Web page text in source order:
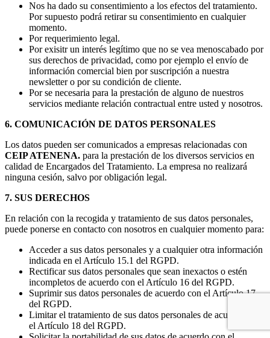
Nos ha dado su consentimiento a los efectos del tratamiento.
Por supuesto podrá retirar su consentimiento en cualquier
momento.
Por requerimiento legal.
Por exisitr un interés legítimo que no se vea menoscabado por
sus derechos de privacidad, como por ejemplo el envío de
información comercial bien por suscripción a nuestra
newsletter o por su condición de cliente.
Por se necesaria para la prestación de alguno de nuestros
servicios mediante relación contractual entre usted y nosotros.
6. COMUNICACIÓN DE DATOS PERSONALES
Los datos pueden ser comunicados a empresas relacionadas con
CEIP ATENENA. para la prestación de los diversos servicios en
calidad de Encargados del Tratamiento. La empresa no realizará
ninguna cesión, salvo por obligación legal.
7. SUS DERECHOS
En relación con la recogida y tratamiento de sus datos personales,
puede ponerse en contacto con nosotros en cualquier momento para:
Acceder a sus datos personales y a cualquier otra información
indicada en el Artículo 15.1 del RGPD.
Rectificar sus datos personales que sean inexactos o estén
incompletos de acuerdo con el Artículo 16 del RGPD.
Suprimir sus datos personales de acuerdo con el Artículo 17
del RGPD.
Limitar el tratamiento de sus datos personales de acuerdo con
el Artículo 18 del RGPD.